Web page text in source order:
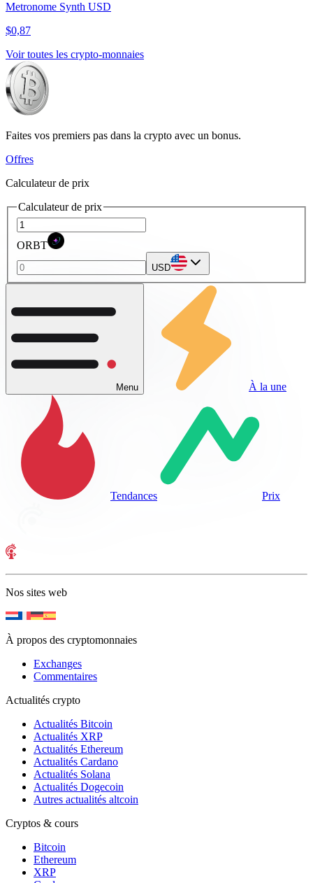
Metronome Synth USD
$0,87
Voir toutes les crypto-monnaies
Faites vos premiers pas dans la crypto avec un bonus.
Offres
Calculateur de prix
Calculateur de prix
ORBT
USD
Menu À la une
Tendances Prix
Nos sites web
À propos des cryptomonnaies
Exchanges
Commentaires
Actualités crypto
Actualités Bitcoin
Actualités XRP
Actualités Ethereum
Actualités Cardano
Actualités Solana
Actualités Dogecoin
Autres actualités altcoin
Cryptos & cours
Bitcoin
Ethereum
XRP